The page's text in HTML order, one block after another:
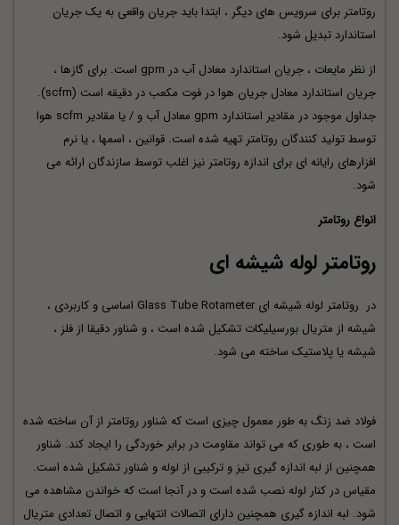
روتامتر برای سرویس های دیگر ، ابتدا باید جریان واقعی به یک جریان
استاندارد تبدیل شود.
از نظر مایعات ، جریان استاندارد معادل آب در gpm است. برای گازها ،
جریان استاندارد معادل جریان هوا در فوت مکعب در دقیقه است (scfm).
جداول موجود در مقادیر استاندارد gpm معادل آب و / یا مقادیر scfm هوا
توسط تولید کنندگان روتامتر تهیه شده است. قوانین ، اسمها ، یا نرم
افزارهای رایانه ای برای اندازه روتامتر نیز اغلب توسط سازندگان ارائه می
شود.
انواع روتامتر
روتامتر لوله شیشه ای
در روتامتر
لوله شیشه ای Glass Tube Rotameter اساسی و کاربردی ،
شیشه از متریال بورسیلیکات تشکیل شده است ، و شناور دقیقا از فلز ،
شیشه یا پلاستیک ساخته می شود.
فولاد ضد زنگ به طور معمول چیزی است که شناور روتامتر از آن ساخته شده
است ، به طوری که می تواند مقاومت در برابر خوردگی را ایجاد کند. شناور
همچنین از لبه اندازه گیری تیز و ترکیبی از لوله و شناور تشکیل شده است.
مقیاس در کنار لوله نصب شده است و در آنجا است که خواندن مشاهده می
شود. لبه اندازه گیری همچنین دارای اتصالات انتهایی و اتصال تعدادی متریال